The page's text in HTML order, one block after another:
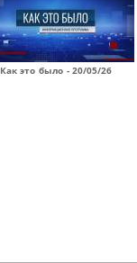
Как это было - 20/05/26